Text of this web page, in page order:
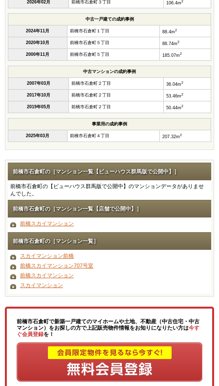
2026年02月 前橋市石倉町３丁目 106.4m2
中古一戸建ての成約事例
2024年11月 前橋市石倉町１丁目 88.4m2
2020年10月 前橋市石倉町５丁目 86.74m2
2000年11月 前橋市石倉町５丁目 185.07m2
中古マンションの成約事例
2007年03月 前橋市石倉町２丁目 36.04m2
2017年10月 前橋市石倉町２丁目 53.46m2
2019年05月 前橋市石倉町２丁目 50.44m2
事業用の成約事例
2025年03月 前橋市石倉町４丁目 207.32m2
前橋市石倉町の［マンション一覧【ビューハウス群馬版で公開中】］
前橋市石倉町の【ビューハウス群馬版で公開中】のマンションデータがありませ
んでした。
前橋市石倉町の［マンション一覧【店舗で公開中】］
前橋スカイマンション
前橋市石倉町の［マンション一覧］
スカイマンション前橋
前橋スカイマンション707号室
前橋スカイマンション
スカイマンション
前橋市石倉町で新築一戸建てのマイホームや土地、不動産（中古住宅・中古
マンション）をお探しの方で上記販売物件情報をお知りになりたい方は今す
ぐ会員登録を！